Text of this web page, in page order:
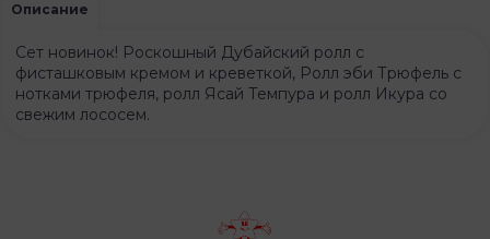
Описание
Сет новинок! Роскошный Дубайский ролл с
фисташковым кремом и креветкой, Ролл эби Трюфель с
нотками трюфеля, ролл Ясай Темпура и ролл Икура со
свежим лососем.